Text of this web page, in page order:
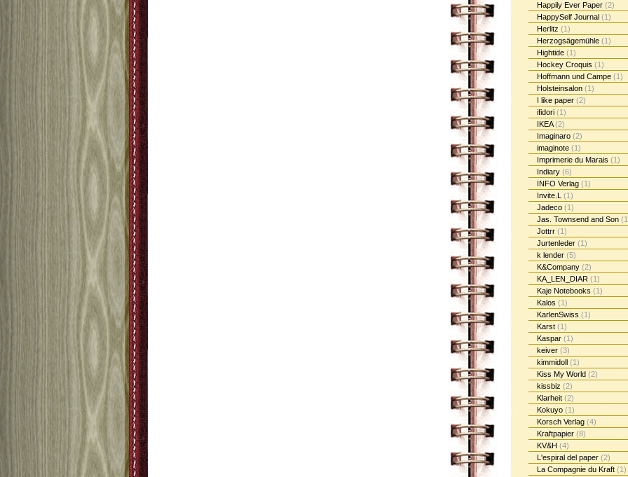
Happily Ever Paper (2)
HappySelf Journal (1)
Herlitz (1)
Herzogsägemühle (1)
Hightide (1)
Hockey Croquis (1)
Hoffmann und Campe (1)
Holsteinsalon (1)
I like paper (2)
ifidori (1)
IKEA(2)
Imaginaro (2)
imaginote (1)
Imprimerie du Marais (1)
Indiary (6)
INFO Verlag (1)
Invite.L (1)
Jadeco (1)
Jas. Townsend and Son
Jottrr (1)
Jurtenleder (1)
k lender (5)
K&Company (2)
KA_LEN_DIAR (1)
Kaje Notebooks (1)
Kalos (1)
KarlenSwiss (1)
Karst (1)
Kaspar (1)
keiver (3)
kimmidoll (1)
Kiss My World (2)
kissbiz (2)
Klarheit (2)
Kokuyo (1)
Korsch Verlag (4)
Kraftpapier (8)
KV&H (4)
L'espiral del paper (2)
La Compagnie du Kraft (1)